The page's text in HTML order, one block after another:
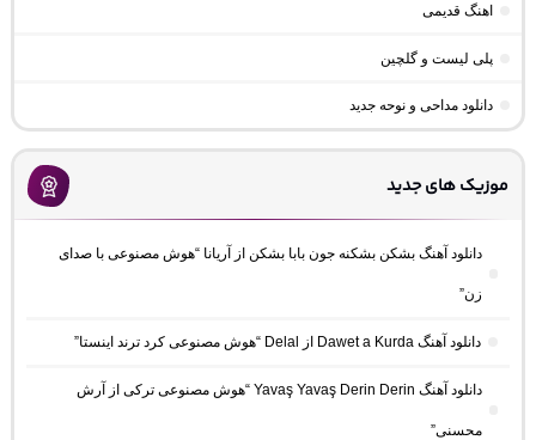
اهنگ قدیمی
پلی لیست و گلچین
دانلود مداحی و نوحه جدید
موزیک های جدید
دانلود آهنگ بشکن بشکنه جون بابا بشکن از آریانا “هوش مصنوعی با صدای
زن”
دانلود آهنگ Dawet a Kurda از Delal “هوش مصنوعی کرد ترند اینستا”
دانلود آهنگ Yavaş Yavaş Derin Derin “هوش مصنوعی ترکی از آرش
محسنی”